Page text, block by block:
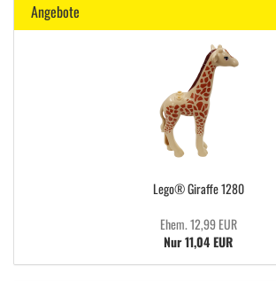
Angebote
Lego® Giraffe 1280
Ehem. 12,99 EUR
Nur 11,04 EUR